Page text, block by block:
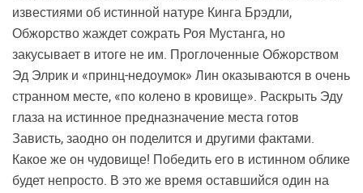
известиями об истинной натуре Кинга Брэдли,
Обжорство жаждет сожрать Роя Мустанга, но
закусывает в итоге не им. Проглоченные Обжорством
Эд Элрик и «принц-недоумок» Лин оказываются в очень
странном месте, «по колено в кровище». Раскрыть Эду
глаза на истинное предназначение места готов
Зависть, заодно он поделится и другими фактами.
Какое же он чудовище! Победить его в истинном облике
будет непросто. В это же время оставшийся один на